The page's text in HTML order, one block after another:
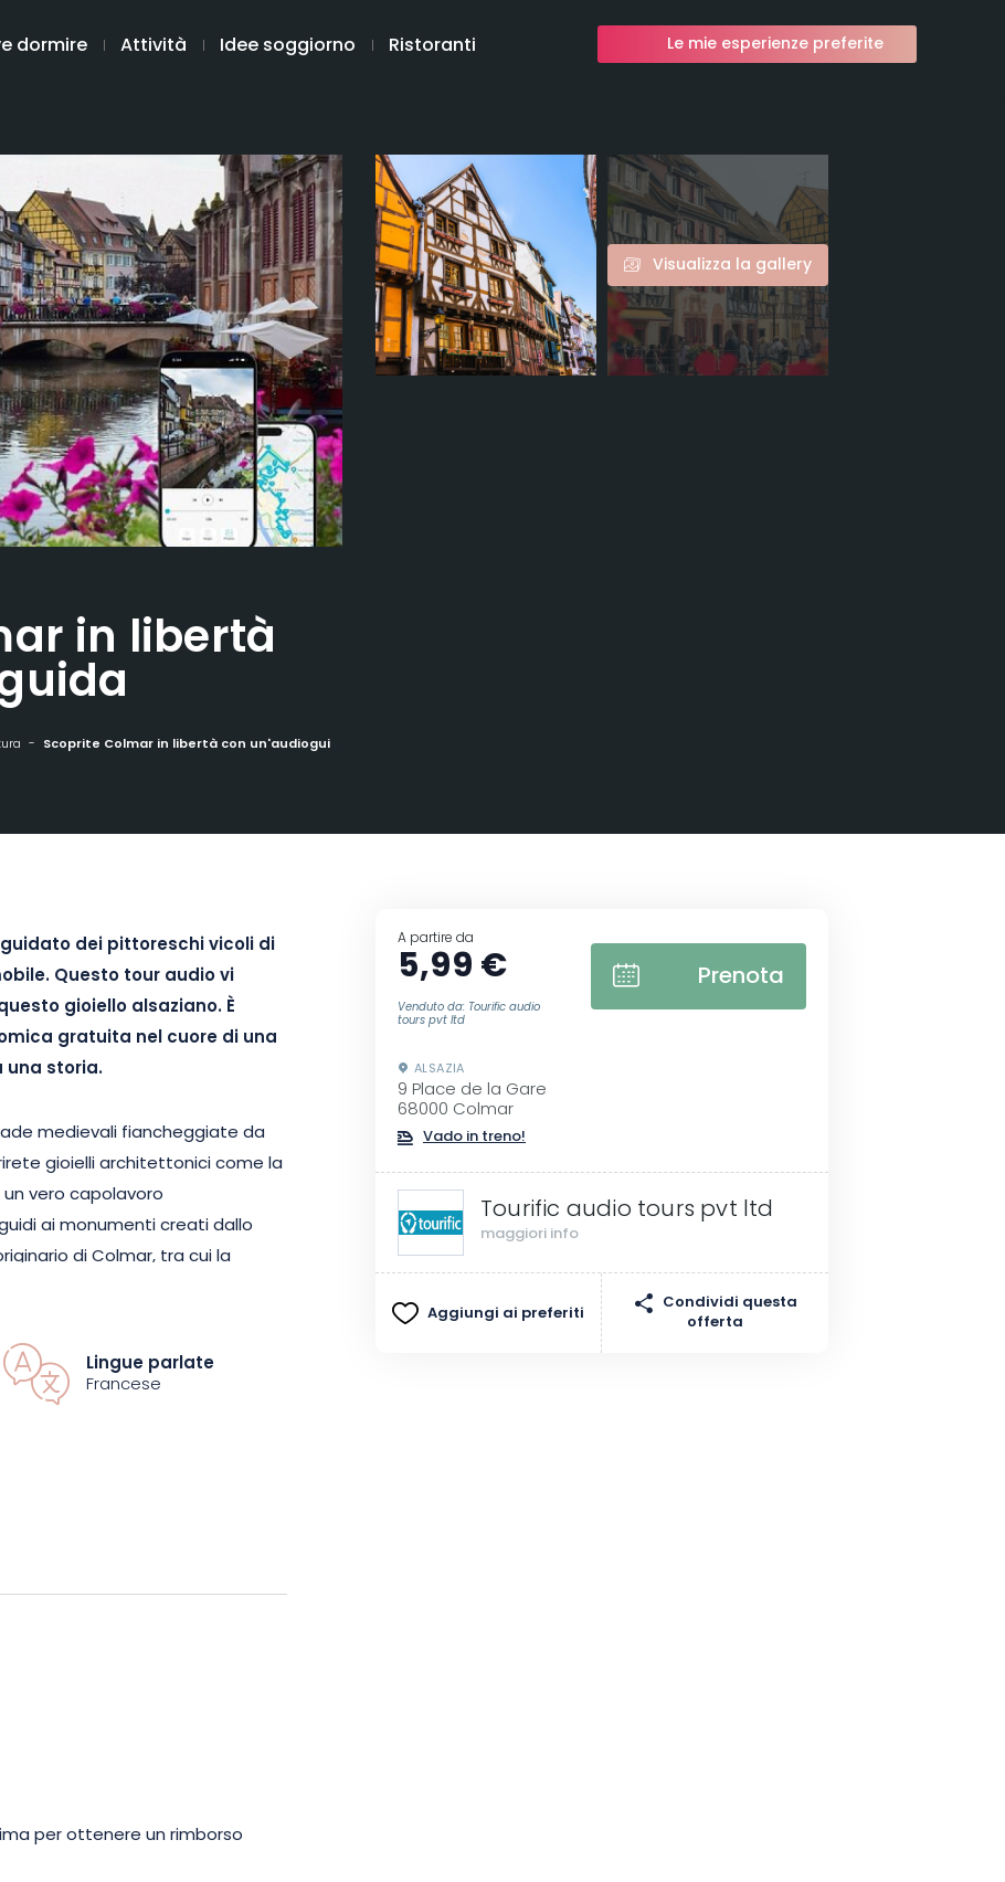
dormire Attività Idee soggiorno Ristoranti Le mie esperienze preferite
Visualizza la gallery
in libertà
Scoprite Colmar in libertà con un'audioguida
dei pittoreschi vicoli di
Questo tour audio vi
gioiello alsaziano. È
gratuita nel cuore di una
storia.
medievali fiancheggiate da
gioielli architettonici come la
vero capolavoro
ai monumenti creati dallo
di Colmar, tra cui la
Bruat. A ogni tappa,
gastronomici: fermatevi alla
in un edificio del XVI secolo,
perdete il mercato coperto, un
offline, per esplorare Colmar in
Lingue parlate
Francese
per ottenere un rimborso
A partire da
5,99 €
Venduto da: Tourific audio
tours pvt ltd
Prenota
ALSAZIA
9 Place de la Gare
68000 Colmar
Vado in treno!
Tourific audio tours pvt ltd
maggiori info
Aggiungi ai preferiti
Condividi questa
offerta